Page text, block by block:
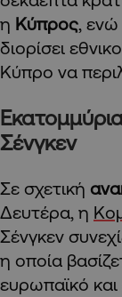
η Κύπρος,
διορίσει
Κύπρο να
Σένγκεν
Σε σχετική
Δευτέρα, η
Σένγκεν
η οποία
ευρωπαϊκό